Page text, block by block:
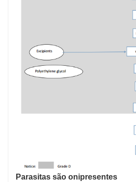
Parasitas são onipresentes